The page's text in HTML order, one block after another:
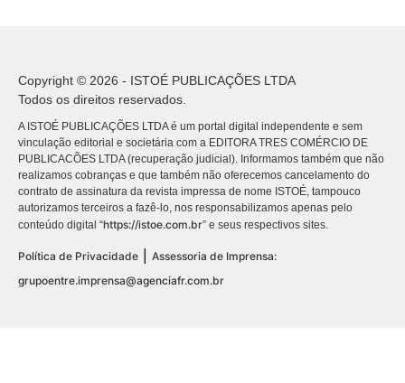
Copyright © 2026 - ISTOÉ PUBLICAÇÕES LTDA
Todos os direitos reservados.
A ISTOÉ PUBLICAÇÕES LTDA é um portal digital independente e sem
vinculação editorial e societária com a EDITORA TRES COMÉRCIO DE
PUBLICACÕES LTDA (recuperação judicial). Informamos também que não
realizamos cobranças e que também não oferecemos cancelamento do
contrato de assinatura da revista impressa de nome ISTOÉ, tampouco
autorizamos terceiros a fazê-lo, nos responsabilizamos apenas pelo
conteúdo digital “https://istoe.com.br” e seus respectivos sites.
Política de Privacidade
Assessoria de Imprensa:
grupoentre.imprensa@agenciafr.com.br